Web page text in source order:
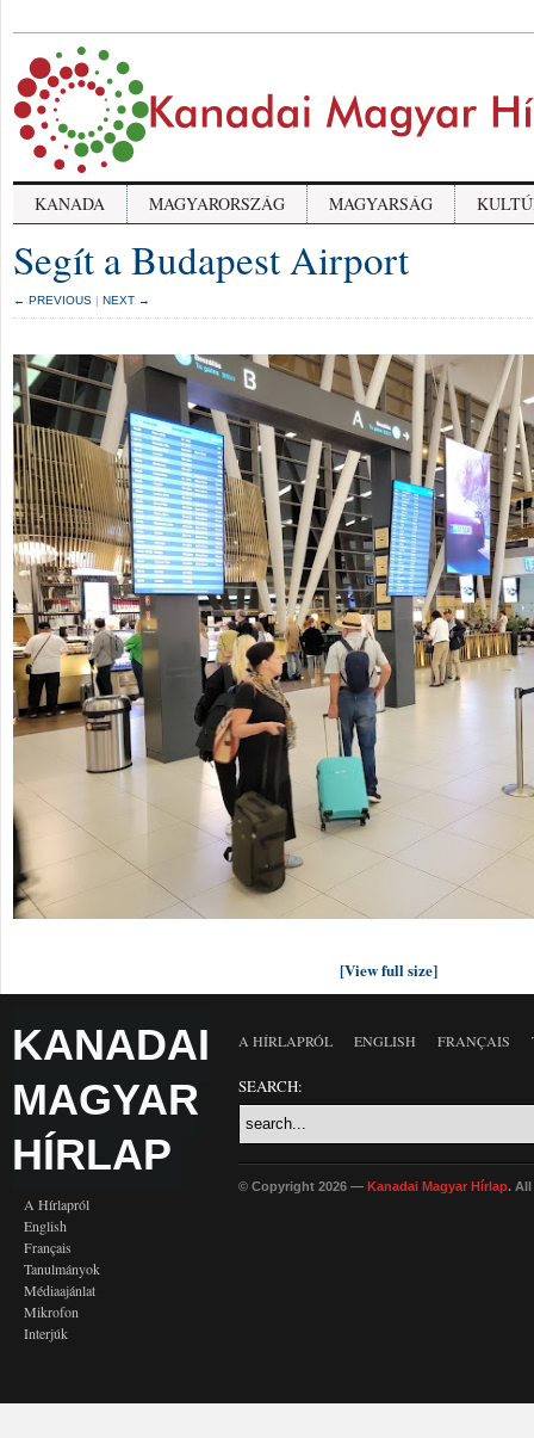
KANADA MAGYARORSZÁG MAGYARSÁG
Segít a Budapest Airport
← PREVIOUS | NEXT →
[View full size]
KANADAI
MAGYAR
HÍRLAP
A Hírlapról
English
Français
Tanulmányok
Médiaajánlat
Mikrofon
Interjúk
A HÍRLAPRÓL ENGLISH FRANÇAIS
SEARCH:
© Copyright 2026 — Kanadai Magyar Hírlap. All